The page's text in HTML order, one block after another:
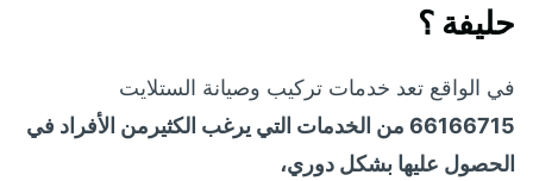
حليفة ؟
في الواقع تعد خدمات تركيب وصيانة الستلايت
66166715 من الخدمات التي يرغب الكثيرمن الأفراد في
الحصول عليها بشكل دوري،